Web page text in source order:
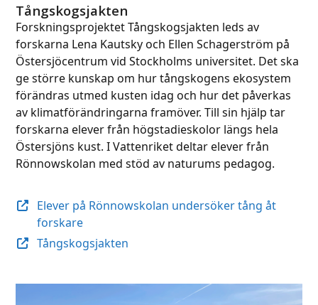
Tångskogsjakten
Forskningsprojektet Tångskogsjakten leds av
forskarna Lena Kautsky och Ellen Schagerström på
Östersjöcentrum vid Stockholms universitet. Det ska
ge större kunskap om hur tångskogens ekosystem
förändras utmed kusten idag och hur det påverkas
av klimatförändringarna framöver. Till sin hjälp tar
forskarna elever från högstadieskolor längs hela
Östersjöns kust. I Vattenriket deltar elever från
Rönnowskolan med stöd av naturums pedagog.
Elever på Rönnowskolan undersöker tång åt
forskare
Tångskogsjakten